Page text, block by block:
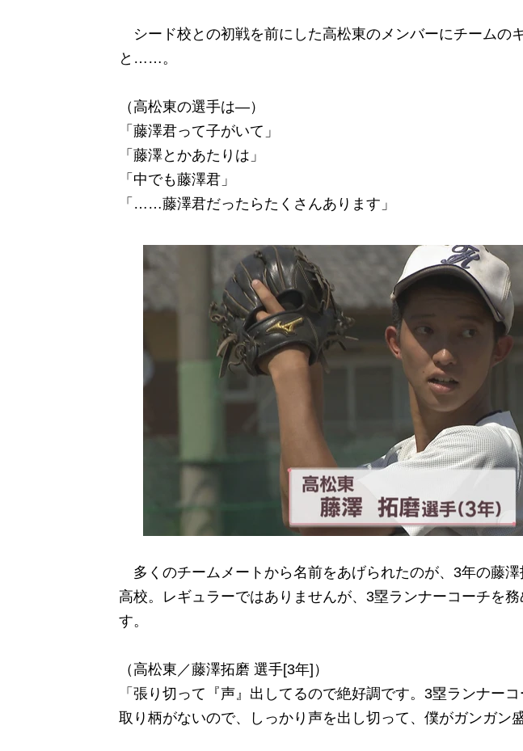
シード校との初戦を前にした高松東のメンバーにチームの
と……。
（高松東の選手は―）
「藤澤君って子がいて」
「藤澤とかあたりは」
「中でも藤澤君」
「……藤澤君だったらたくさんあります」
多くのチームメートから名前をあげられたのが、3年の藤
高校。レギュラーではありませんが、3塁ランナーコーチを
す。
（高松東／藤澤拓磨 選手[3年]）
「張り切って『声』出してるので絶好調です。3塁ランナー
取り柄がないので、しっかり声を出し切って、僕がガンガン